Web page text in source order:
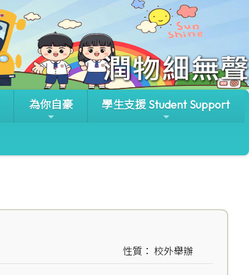
為你自豪 學生支援 Student Support
性質： 校外舉辦